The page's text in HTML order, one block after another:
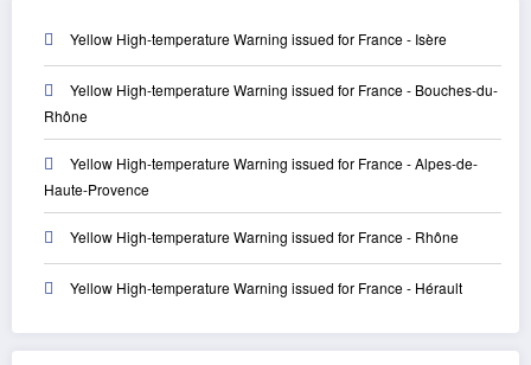
Yellow High-temperature Warning issued for France - Isère
Yellow High-temperature Warning issued for France - Bouches-du-
Rhône
Yellow High-temperature Warning issued for France - Alpes-de-
Haute-Provence
Yellow High-temperature Warning issued for France - Rhône
Yellow High-temperature Warning issued for France - Hérault